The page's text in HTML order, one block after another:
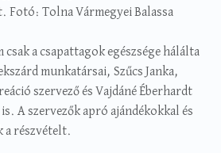
Fotó: Tolna Vármegyei Balassa
a csapattagok egészsége hálálta
munkatársai, Szűcs Janka,
szervező és Vajdáné Éberhardt
A szervezők apró ajándékokkal és
a részvételt.